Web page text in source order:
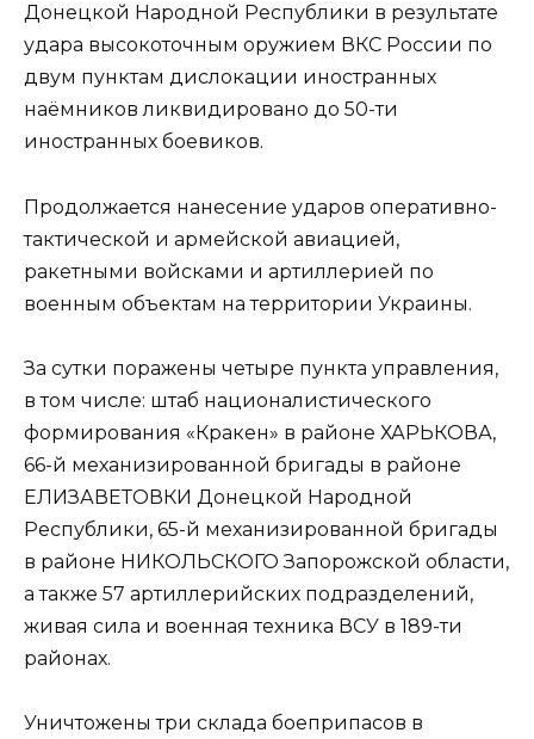
Донецкой Народной Республики в результате
удара высокоточным оружием ВКС России по
двум пунктам дислокации иностранных
наёмников ликвидировано до 50-ти
иностранных боевиков.
Продолжается нанесение ударов оперативно-
тактической и армейской авиацией,
ракетными войсками и артиллерией по
военным объектам на территории Украины.
За сутки поражены четыре пункта управления,
в том числе: штаб националистического
формирования «Кракен» в районе ХАРЬКОВА,
66-й механизированной бригады в районе
ЕЛИЗАВЕТОВКИ Донецкой Народной
Республики, 65-й механизированной бригады
в районе НИКОЛЬСКОГО Запорожской области,
а также 57 артиллерийских подразделений,
живая сила и военная техника ВСУ в 189-ти
районах.
Уничтожены три склада боеприпасов в